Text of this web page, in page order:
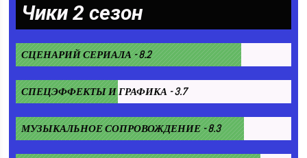
Чики 2 сезон
СЦЕНАРИЙ СЕРИАЛА - 8.2
СПЕЦЭФФЕКТЫ И ГРАФИКА - 3.7
МУЗЫКАЛЬНОЕ СОПРОВОЖДЕНИЕ - 8.3